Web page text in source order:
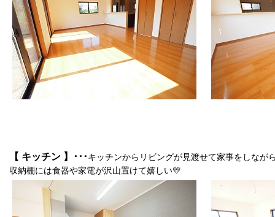
【 キッチン 】･･･ キッチンからリビングが見渡せて家事をしなが
収納棚には食器や家電が沢山置けて嬉しい💛